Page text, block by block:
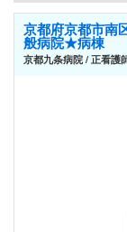
京都府京都市南
般病院★病棟
京都九条病院 / 正看護